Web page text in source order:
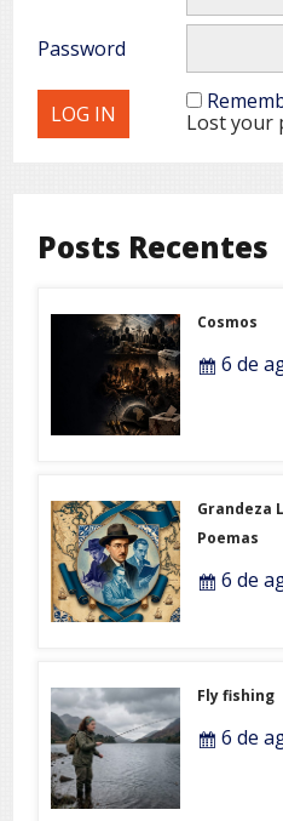
Password
Lost your
Posts Recentes
Cosmos
6 de
Grandeza
Poemas
6 de
Fly fishing
6 de